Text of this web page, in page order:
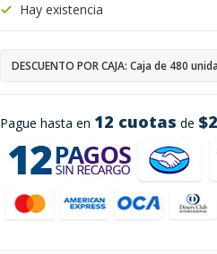
Pague hasta en 12 cuotas de
Hay existencia
DESCUENTO POR CAJA: Caja de 480